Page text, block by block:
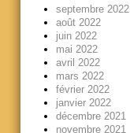
septembre 2022
août 2022
juin 2022
mai 2022
avril 2022
mars 2022
février 2022
janvier 2022
décembre 2021
novembre 2021